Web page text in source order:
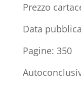
Prezzo
Data
Pagine: 350